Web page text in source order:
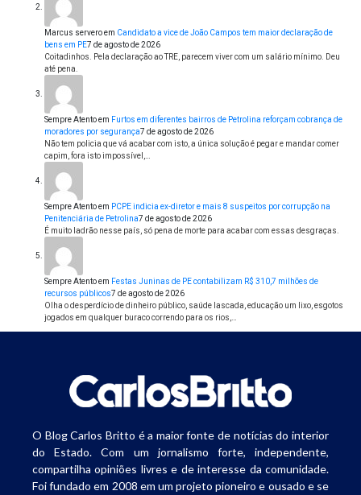
Marcus serveroem Candidato a vice de João Campos tem maior declaração de
bens em PE7 de agosto de 2026
Coitadinhos. Pela declaração ao TRE, parecem viver com um salário mínimo. Deu
até pena.
Sempre Atentoem Furtos em diferentes bairros de Petrolina reforçam cobrança de
moradores por segurança7 de agosto de 2026
Não tem policia que vá acabar com isto, a única solução é pegar e mandar comer
capim, fora isto impossível,…
Sempre Atentoem PCPE indicia ex-diretor e mais 8 suspeitos por corrupção na
Penitenciária de Petrolina7 de agosto de 2026
É muito ladrão nesse país, só pena de morte para acabar com essas desgraças.
Sempre Atentoem Festas Juninas de PE contabilizam R$ 310,7 milhões de
recursos públicos7 de agosto de 2026
Olha o desperdício de dinheiro público, saúde lascada, educação um lixo, esgotos
jogados em qualquer buraco correndo para os rios,…
O Blog Carlos Britto é a maior fonte de notícias do interior
do Estado. Com um jornalismo forte, independente,
compartilha opiniões livres e de interesse da comunidade.
Foi fundado em 2008 em um projeto pioneiro e ousado e se